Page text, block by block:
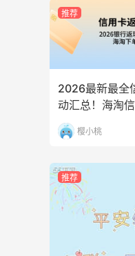
推荐
2026最新最全
动汇总！海淘
樱小桃
推荐